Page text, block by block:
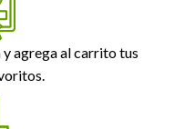
agrega al carrito tus